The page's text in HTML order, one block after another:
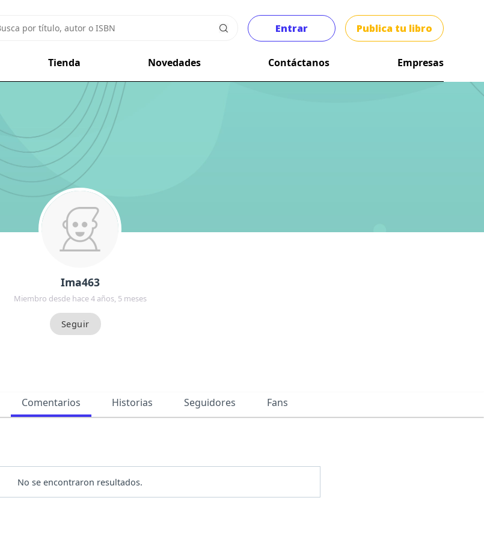
Entrar Publica tu libro
Tienda Novedades Contáctanos Empresas
Ima463
Miembro desde hace 4 años, 5 meses
Comentarios Historias Seguidores Fans
No se encontraron resultados.